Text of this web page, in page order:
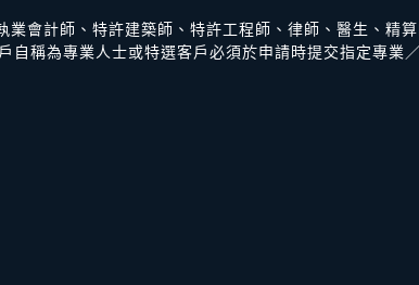
會計師、特許建築師、特許工程師、律師、醫生、精算
自稱為專業人士或特選客戶必須於申請時提交指定專業